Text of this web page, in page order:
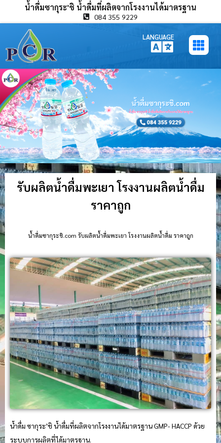
น้ำดื่มซากุระ'ชิ น้ำดื่มที่ผลิตจากโรงงานได้มาตรฐาน
084 355 9229
LANGUAGE
รับผลิตน้ำดื่มพะเยา โรงงานผลิตน้ำดื่ม
ราคาถูก
น้ําดื่มซากุระชิ.com รับผลิตน้ำดื่มพะเยา โรงงานผลิตน้ำดื่ม ราคาถูก
น้ำดื่ม ซากุระ’ชิ น้ำดื่มที่ผลิตจากโรงงานได้มาตรฐาน GMP- HACCP ด้วย
ระบบการผลิตที่ได้มาตรฐาน.